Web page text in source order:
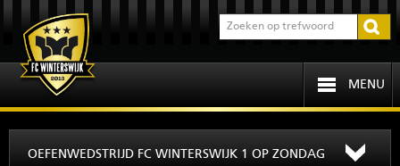
MENU
OEFENWEDSTRIJD FC WINTERSWIJK 1 OP ZONDAG